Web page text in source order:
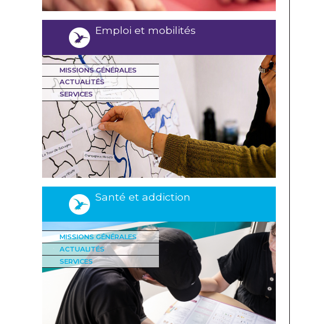
Emploi et mobilités
MISSIONS GÉNÉRALES
ACTUALITÉS
SERVICES
Santé et addiction
MISSIONS GÉNÉRALES
ACTUALITÉS
SERVICES